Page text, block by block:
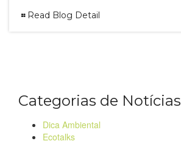
Read Blog Detail
Categorias de Notícias
Dica Ambiental
Ecotalks